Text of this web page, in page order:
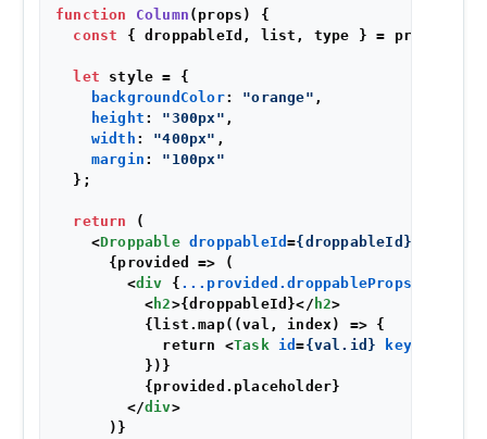
function Column ( props ) {
const { droppableId, list, type } = props;
let style = {
backgroundColor: "orange" ,
height : "300px" ,
width : "400px" ,
margin : "100px"
  };
return
(
<Droppable droppableId={droppableId}
      {provided => (
<div { ...provided.droppableProps
< h2>{droppableId}</ h2>
          {list.map((val, index) => {
            return
<Task id={val.id} key
          })}
          {provided.placeholder}
</div>
      )}